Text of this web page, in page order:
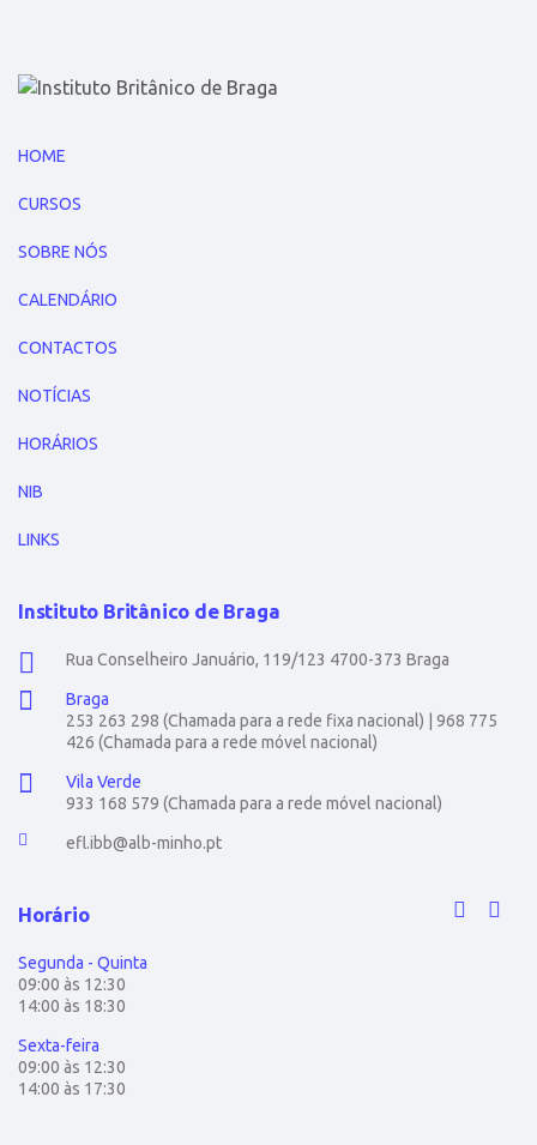
HOME
CURSOS
SOBRE NÓS
CALENDÁRIO
CONTACTOS
NOTÍCIAS
HORÁRIOS
NIB
LINKS
Instituto Britânico de Braga
Rua Conselheiro Januário, 119/123 4700-373 Braga
Braga
253 263 298 (Chamada para a rede fixa nacional) | 968 775
426 (Chamada para a rede móvel nacional)
Vila Verde
933 168 579 (Chamada para a rede móvel nacional)
efl.ibb@alb-minho.pt
Horário
Segunda - Quinta
09:00 às 12:30
14:00 às 18:30
Sexta-feira
09:00 às 12:30
14:00 às 17:30